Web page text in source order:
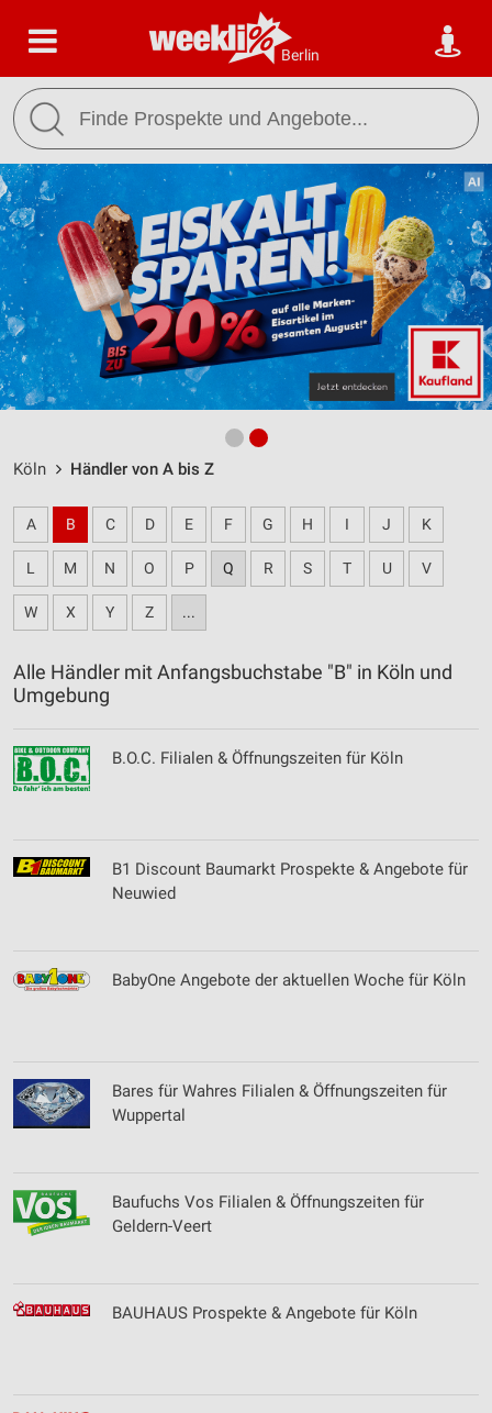
Berlin
Köln Händler von A bis Z
A B C D E F G H I J K
L M N O P Q R S T U V
W X Y Z ...
Alle Händler mit Anfangsbuchstabe "B" in Köln und
Umgebung
B.O.C. Filialen & Öffnungszeiten für Köln
B1 Discount Baumarkt Prospekte & Angebote für
Neuwied
BabyOne Angebote der aktuellen Woche für Köln
Bares für Wahres Filialen & Öffnungszeiten für
Wuppertal
Baufuchs Vos Filialen & Öffnungszeiten für
Geldern-Veert
BAUHAUS Prospekte & Angebote für Köln